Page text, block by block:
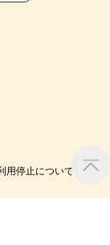
用停止について